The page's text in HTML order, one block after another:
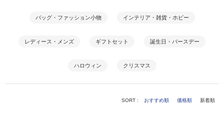
バッグ・ファッション小物 インテリア・雑貨・ホビー
レディース・メンズ ギフトセット 誕生日・バースデー
ハロウィン クリスマス
SORT : おすすめ順 価格順 新着順